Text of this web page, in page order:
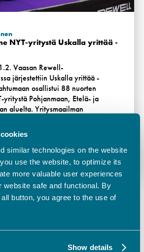
similar technologies on the website
use the website, to optimize its
more valuable user experiences
website safe and functional. By
button, you agree to the use of
Show details
NYT-yritystä Uskalla yrittää -
Vaasan Rewell-
järjestettiin Uskalla yrittää -
osallistui 88 nuorten
yritystä Pohjanmaan, Etelä- ja
aluelta. Yritysmaailman